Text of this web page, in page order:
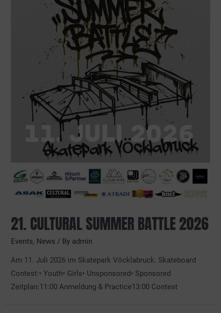
21. CULTURAL SUMMER BATTLE 2026
Events, News / By admin
Am 11. Juli 2026 im Skatepark Vöcklabruck. Skateboard
Contest:• Youth• Girls• Unsponsored• Sponsored
Zeitplan:11:00 Anmeldung & Practice13:00 Contest